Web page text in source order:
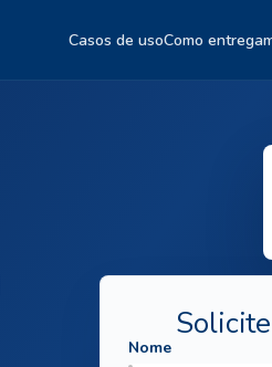
Casos de usoComo